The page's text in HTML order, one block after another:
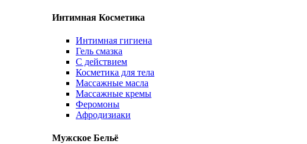
Интимная Косметика
Интимная гигиена
Гель смазка
С действием
Косметика для тела
Массажные масла
Массажные кремы
Феромоны
Афродизиаки
Мужское Бельё